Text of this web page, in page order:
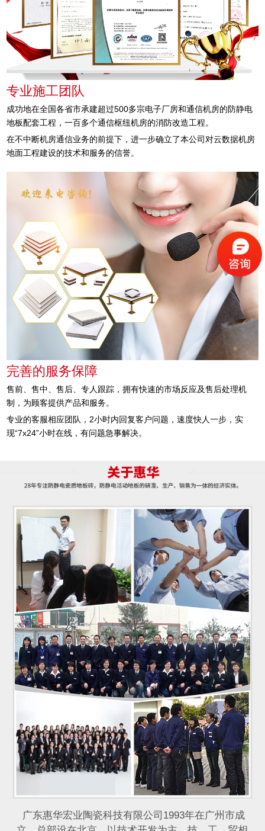
专业施工团队
成功地在全国各省市承建超过500多宗电子厂房和通信机房的防静电
地板配套工程，一百多个通信枢纽机房的消防改造工程。
在不中断机房通信业务的前提下，进一步确立了本公司对云数据机房
地面工程建设的技术和服务的信誉。
完善的服务保障
售前、售中、售后、专人跟踪，拥有快速的市场反应及售后处理机
制，为顾客提供产品和服务。
专业的客服相应团队，2小时内回复客户问题，速度快人一步，实
现“7x24”小时在线，有问题急事解决。
广东惠华宏业陶瓷科技有限公司1993年在广州市成